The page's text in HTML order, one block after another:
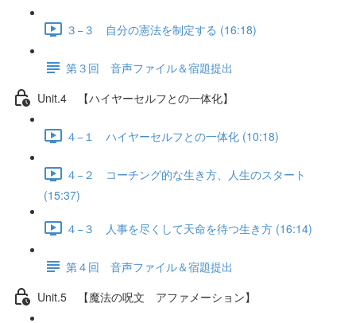
３−３ 自分の憲法を制定する (16:18)
第３回 音声ファイル＆宿題提出
Unit.4 【ハイヤーセルフとの一体化】
４−１ ハイヤーセルフとの一体化 (10:18)
４−２ コーチング的な生き方、人生のスタート
(15:37)
４−３ 人事を尽くして天命を待つ生き方 (16:14)
第４回 音声ファイル＆宿題提出
Unit.5 【魔法の呪文 アファメーション】